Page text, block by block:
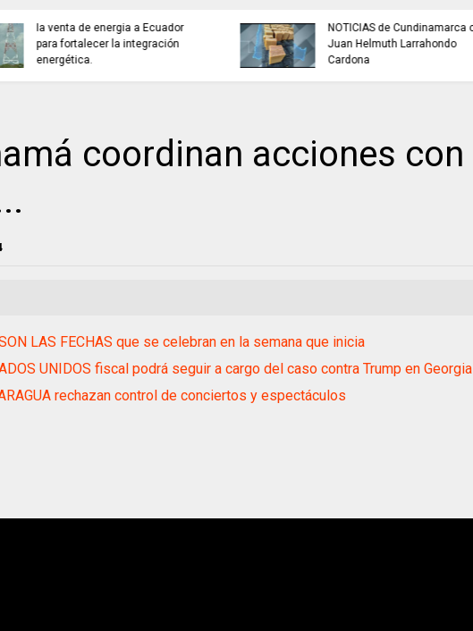
NOTICIAS de Cundinamarca con
Juan Helmuth Larrahondo
Cardona
INFORMACIÓN internacional
coordinan acciones con
LAS FECHAS que se celebran en la semana que inicia
UNIDOS fiscal podrá seguir a cargo del caso contra Trump en Georgia
rechazan control de conciertos y espectáculos